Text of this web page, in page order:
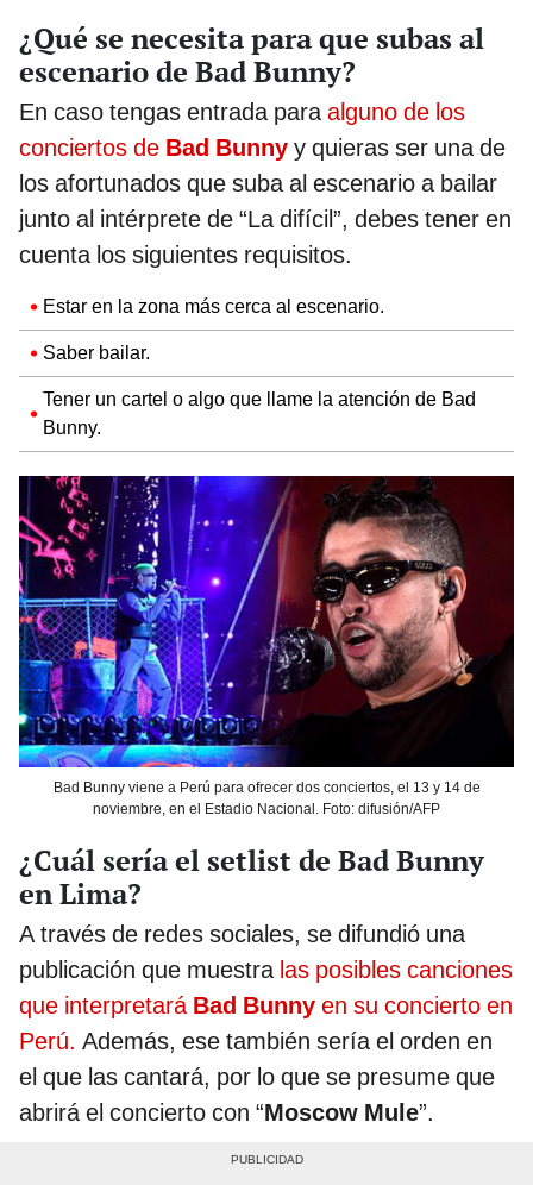
¿Qué se necesita para que subas al
escenario de Bad Bunny?
En caso tengas entrada paraalguno de los
conciertos de Bad Bunny y quieras ser una de
los afortunados que suba al escenario a bailar
junto al intérprete de “La difícil”, debes tener en
cuenta los siguientes requisitos.
Estar en la zona más cerca al escenario.
Saber bailar.
Tener un cartel o algo que llame la atención de Bad
Bunny.
Bad Bunny viene a Perú para ofrecer dos conciertos, el 13 y 14 de
noviembre, en el Estadio Nacional. Foto: difusión/AFP
¿Cuál sería el setlist de Bad Bunny
en Lima?
A través de redes sociales, se difundió una
publicación que muestra las posibles canciones
que interpretará Bad Bunny en su concierto en
Perú. Además, ese también sería el orden en
el que las cantará, por lo que se presume que
abrirá el concierto con “Moscow Mule”.